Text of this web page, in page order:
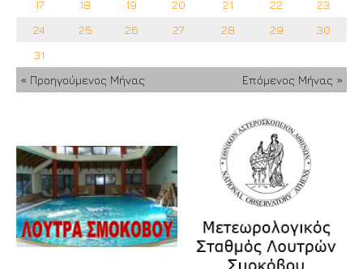
17 18 19 20 21 22
23
24
25 26 27 28 29
30
31
« Προηγούμενος Μήνας
Επόμενος Μήνας »